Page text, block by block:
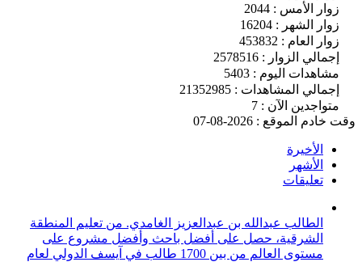
زوار الأمس : 2044
زوار الشهر : 16204
زوار العام : 453832
إجمالي الزوار : 2578516
مشاهدات اليوم : 5403
إجمالي المشاهدات : 21352985
متواجدين الآن : 7
وقت خادم الموقع : 2026-08-07
الأخيرة
الأشهر
تعليقات
الطالب عبدالله بن عبدالعزيز الغامدي. من تعليم المنطقة
الشرقية، حصل على أفضل باحث وأفضل مشروع على
مستوى العالم من بين 1700 طالب في آيسف الدولي لعام